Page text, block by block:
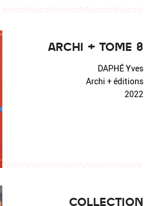
ARCHI + TOME 8
DAPHÉ Yves
Archi + éditions
2022
COLLECTION